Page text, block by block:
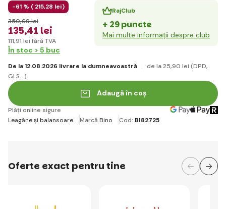
-61 % ( 215,28 lei)
135,41 lei
350,69 lei
111,91 lei fără TVA
RajClub
+ 29 puncte
Mai multe informații despre club
În stoc > 5 buc
De la 12.08.2026 livrare la dumneavoastră de la 25,90 lei (DPD,
GLS...)
Adaugă în coș
Plăți online sigure
Leagăne și balansoare
Marcă Bino Cod: BI82725
Oferte exact pentru tine